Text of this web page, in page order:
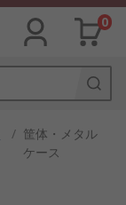
0
/ 筐体・メタル
ケース